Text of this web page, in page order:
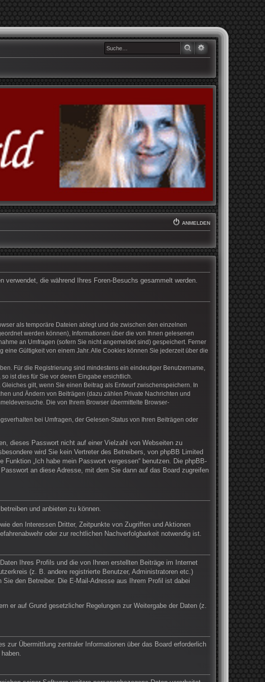
SUCHE
ANMELDEN
verwendet, die während Ihres Foren-Besuchs gesammelt werden.
als temporäre Dateien ablegt und die zwischen den einzelnen
werden können), Informationen über die von Ihnen gelesenen
an Umfragen (sofern Sie nicht angemeldet sind) gespeichert. Ferner
Gültigkeit von einem Jahr. Alle Cookies können Sie jederzeit über die
Für die Registrierung sind mindestens ein eindeutiger Benutzername,
ist dies für Sie vor deren Eingabe ersichtlich.
gilt, wenn Sie einen Beitrag als Entwurf zwischenspeichern. In
und Ändern von Beiträgen (dazu zählen Private Nachrichten und
Die von Ihrem Browser übermittelte Browser-
bei Umfragen, der Gelesen-Status von Ihren Beiträgen oder
dieses Passwort nicht auf einer Vielzahl von Webseiten zu
wird Sie kein Vertreter des Betreibers, von phpBB Limited
„Ich habe mein Passwort vergessen“ benutzen. Die phpBB-
an diese Adresse, mit dem Sie dann auf das Board zugreifen
und anbieten zu können.
den Interessen Dritter, Zeitpunkte von Zugriffen und Aktionen
oder zur rechtlichen Nachverfolgbarkeit notwendig ist.
Ihres Profils und die von Ihnen erstellten Beiträge im Internet
(z. B. andere registrierte Benutzer, Administratoren etc.)
den Betreiber. Die E-Mail-Adresse aus Ihrem Profil ist dabei
er auf Grund gesetzlicher Regelungen zur Weitergabe der Daten (z.
zur Übermittlung zentraler Informationen über das Board erforderlich